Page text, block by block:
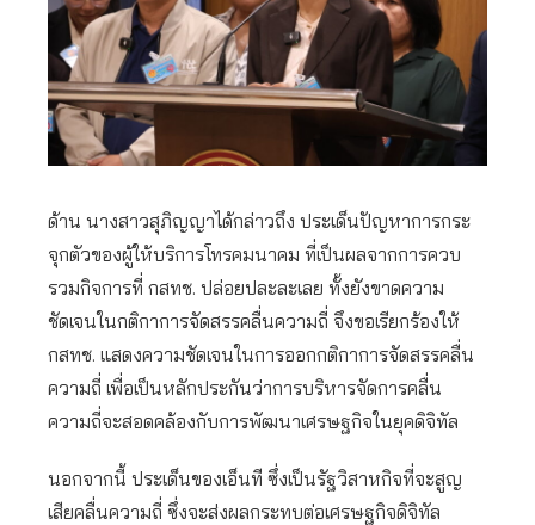
ด้าน นางสาวสุภิญญาได้กล่าวถึง ประเด็นปัญหาการกระ
จุกตัวของผู้ให้บริการโทรคมนาคม ที่เป็นผลจากการควบ
รวมกิจการที่ กสทช. ปล่อยปละละเลย ทั้งยังขาดความ
ชัดเจนในกติกาการจัดสรรคลื่นความถี่ จึงขอเรียกร้องให้
กสทช. แสดงความชัดเจนในการออกกติกาการจัดสรรคลื่น
ความถี่ เพื่อเป็นหลักประกันว่าการบริหารจัดการคลื่น
ความถี่จะสอดคล้องกับการพัฒนาเศรษฐกิจในยุคดิจิทัล
นอกจากนี้ ประเด็นของเอ็นที ซึ่งเป็นรัฐวิสาหกิจที่จะสูญ
เสียคลื่นความถี่ ซึ่งจะส่งผลกระทบต่อเศรษฐกิจดิจิทัล